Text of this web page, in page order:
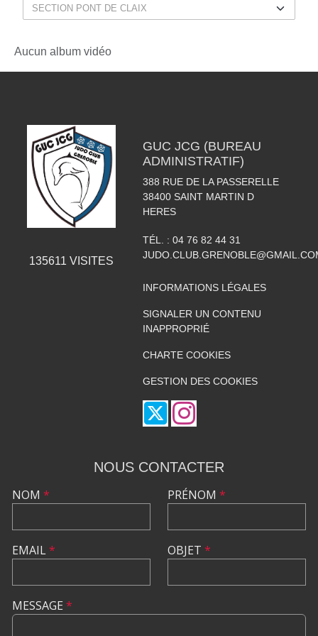
Aucun album vidéo
135611 VISITES
GUC JCG (BUREAU
ADMINISTRATIF)
388 RUE DE LA PASSERELLE
38400 SAINT MARTIN D
HERES
TÉL. : 04 76 82 44 31
INFORMATIONS LÉGALES
SIGNALER UN CONTENU
INAPPROPRIÉ
CHARTE COOKIES
GESTION DES COOKIES
NOUS CONTACTER
NOM *
EMAIL*
PRÉNOM *
OBJET *
MESSAGE *